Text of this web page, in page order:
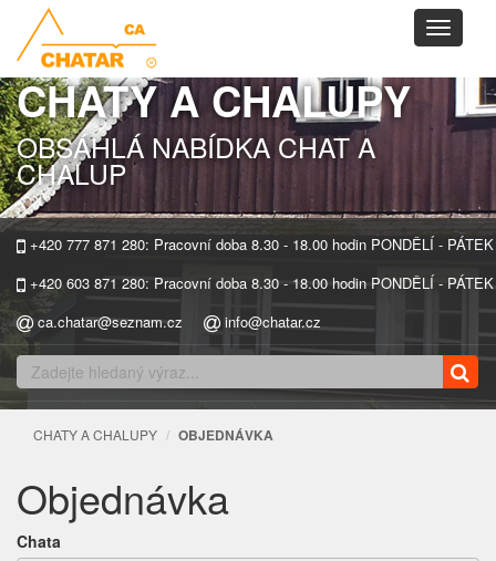
Toggle
CHATY A CHALUPY
OBSÁHLÁ NABÍDKA CHAT A
CHALUP
+420 777 871 280: Pracovní doba 8.30 - 18.00 hodin PONDĚLÍ - PÁTEK
+420 603 871 280: Pracovní doba 8.30 - 18.00 hodin PONDĚLÍ - PÁTEK
ca.chatar@seznam.cz
info@chatar.cz
CHATY A CHALUPY OBJEDNÁVKA
Objednávka
Chata